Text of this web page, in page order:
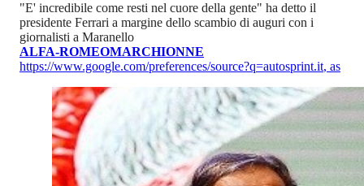
"E' incredibile come resti nel cuore della gente" ha detto il
presidente Ferrari a margine dello scambio di auguri con i
giornalisti a Maranello
ALFA-ROMEOMARCHIONNE
https://www.google.com/preferences/source?q=autosprint.it, as